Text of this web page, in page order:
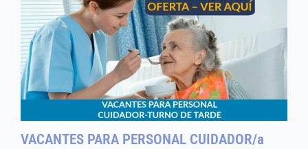
VACANTES PARA PERSONAL CUIDADOR/a